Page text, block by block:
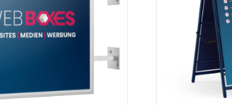
Speisekarten & Getränkekarten
Plakate & Poster